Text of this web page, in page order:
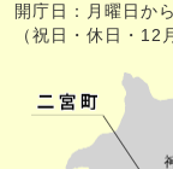
開庁日：月曜日か
（祝日・休日・12